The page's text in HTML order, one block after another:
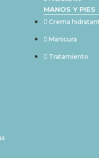
MANOS Y PIES
Crema
Manicura
Tratamiento